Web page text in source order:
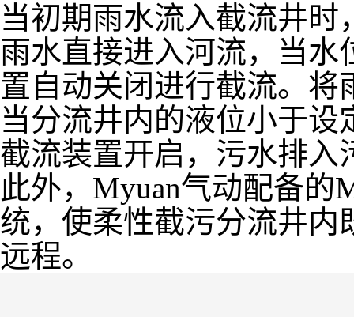
当初期雨水流入截流井
雨水直接进入河流，当
置自动关闭进行截流。将
当分流井内的液位小于
截流装置开启，污水排入
此外，Myuan气动配备的
统，使柔性截污分流井内
远程。